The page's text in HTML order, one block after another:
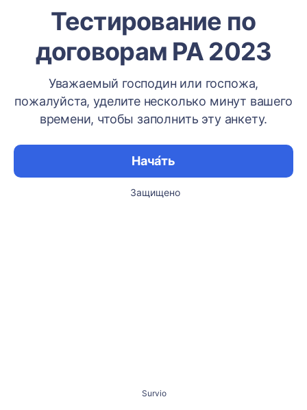
Тестирование по
договорам РА 2023
Уважаемый господин или госпожа,
пожалуйста, уделите несколько минут вашего
времени, чтобы заполнить эту анкету.
Нача́ть
Защищено
Survio